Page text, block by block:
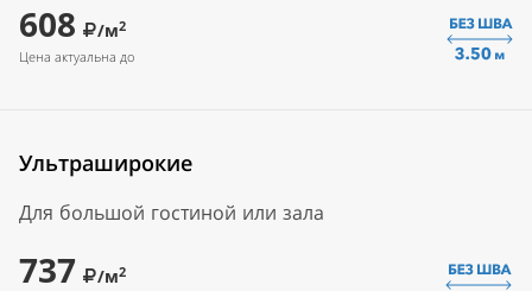
608 /м2
Цена актуальна до
Ультраширокие
Для большой гостиной или зала
737 /м2